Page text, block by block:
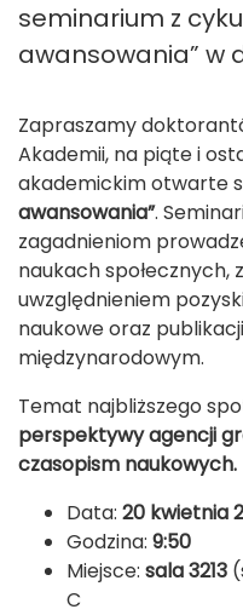
seminarium z
awansowania” w
Zapraszamy
Akademii, na piąte i
akademickim otwarte
awansowania”.
zagadnieniom
naukach społecznych,
uwzględnieniem
naukowe oraz
międzynarodowym.
Temat najbliższego
perspektywy agencji
czasopism naukowych.
Data: 20 kwietnia
Godzina: 9:50
Miejsce: sala 3213
C